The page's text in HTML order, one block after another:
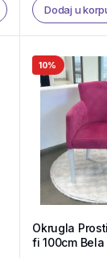
Dodaj u
10%
Okrugla
fi 100cm